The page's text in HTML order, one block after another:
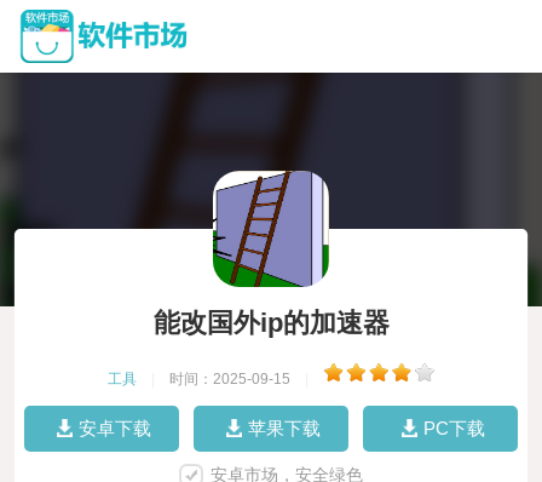
能改国外ip的加速器
工具 时间：2025-09-15
安卓下载 苹果下载 PC下载
安卓市场，安全绿色